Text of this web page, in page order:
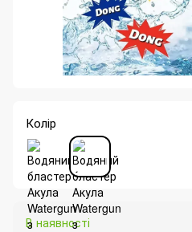
Колір
В наявності